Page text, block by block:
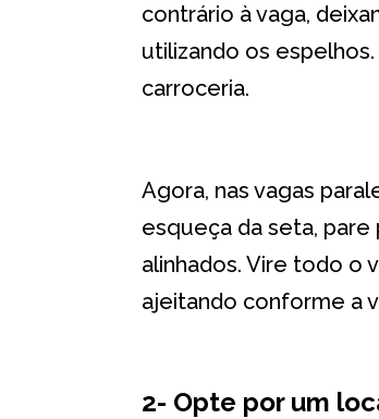
contrário à vaga,
utilizando os
carroceria.
Agora, nas vagas
esqueça da seta,
alinhados. Vire todo o
ajeitando conforme a
2- Opte por um